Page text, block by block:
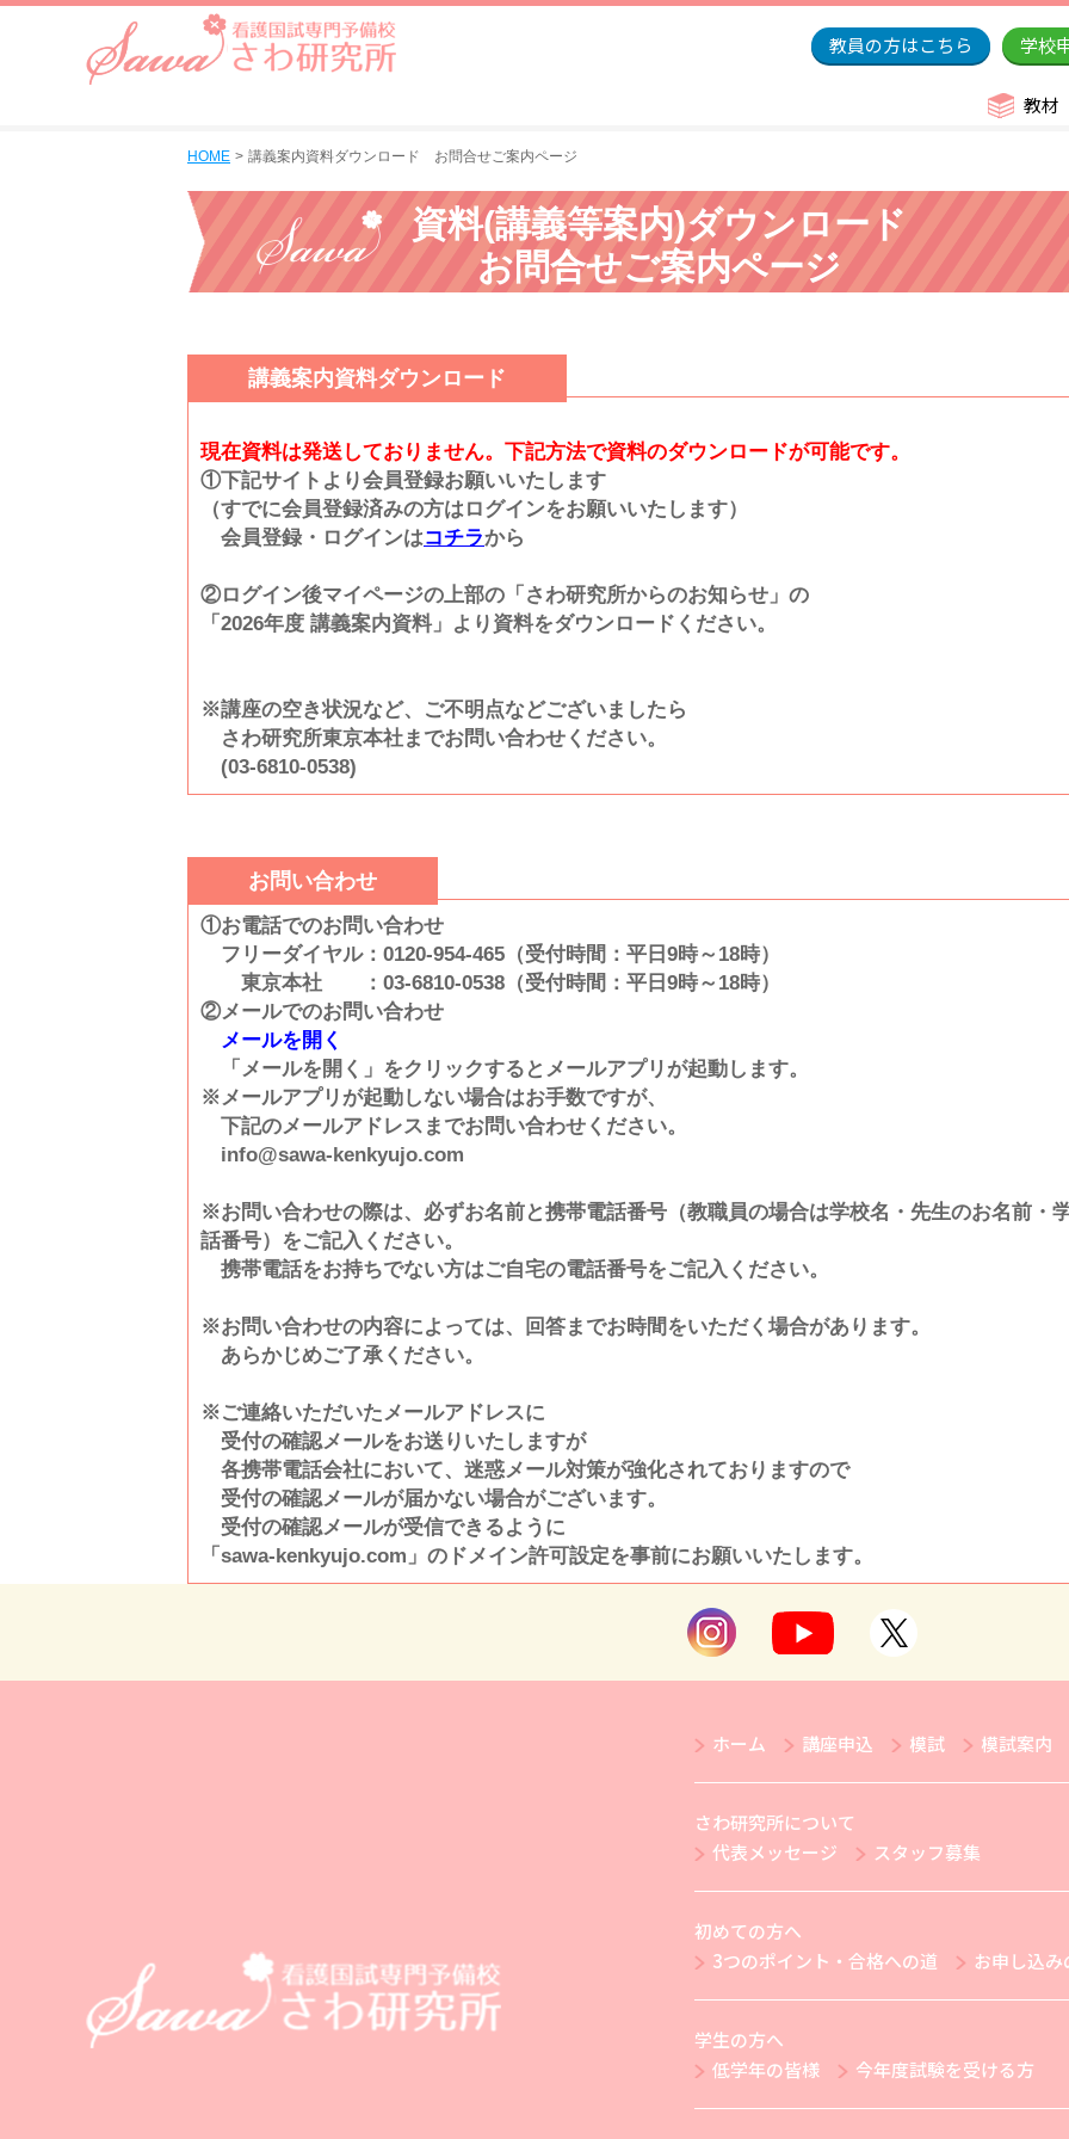
教員の方はこちら 学校
教材
HOME 講義案内資料ダウンロード お問合せご案内ページ
資料(講義等案内)ダウンロード
お問合せご案内ページ
講義案内資料ダウンロード
現在資料は発送しておりません。下記方法で資料のダウンロードが可能です。
①下記サイトより会員登録お願いいたします
（すでに会員登録済みの方はログインをお願いいたします）
会員登録・ログインはコチラから
②ログイン後マイページの上部の「さわ研究所からのお知らせ」の
「2026年度 講義案内資料」より資料をダウンロードください。
※講座の空き状況など、ご不明点などございましたら
さわ研究所東京本社までお問い合わせください。
(03-6810-0538)
お問い合わせ
①お電話でのお問い合わせ
フリーダイヤル：0120-954-465（受付時間：平日9時～18時）
東京本社 ：03-6810-0538（受付時間：平日9時～18時）
②メールでのお問い合わせ
メールを開く
「メールを開く」をクリックするとメールアプリが起動します。
※メールアプリが起動しない場合はお手数ですが、
下記のメールアドレスまでお問い合わせください。
info@sawa-kenkyujo.com
※お問い合わせの際は、必ずお名前と携帯電話番号（教職員の場合は学校名・先生のお名前・
話番号）をご記入ください。
携帯電話をお持ちでない方はご自宅の電話番号をご記入ください。
※お問い合わせの内容によっては、回答までお時間をいただく場合があります。
あらかじめご了承ください。
※ご連絡いただいたメールアドレスに
受付の確認メールをお送りいたしますが
各携帯電話会社において、迷惑メール対策が強化されておりますので
受付の確認メールが届かない場合がございます。
受付の確認メールが受信できるように
「sawa-kenkyujo.com」のドメイン許可設定を事前にお願いいたします。
ホーム 講座申込 模試 模試案内
さわ研究所について
代表メッセージ
スタッフ募集
初めての方へ
3つのポイント・合格への道
お申し込
学生の方へ
低学年の皆様
今年度試験を受ける方